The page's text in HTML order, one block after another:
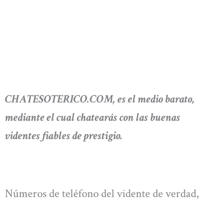
CHATESOTERICO.COM, es el medio barato,
mediante el cual chatearás con las buenas
videntes fiables de prestigio.
Números de teléfono del vidente de verdad,